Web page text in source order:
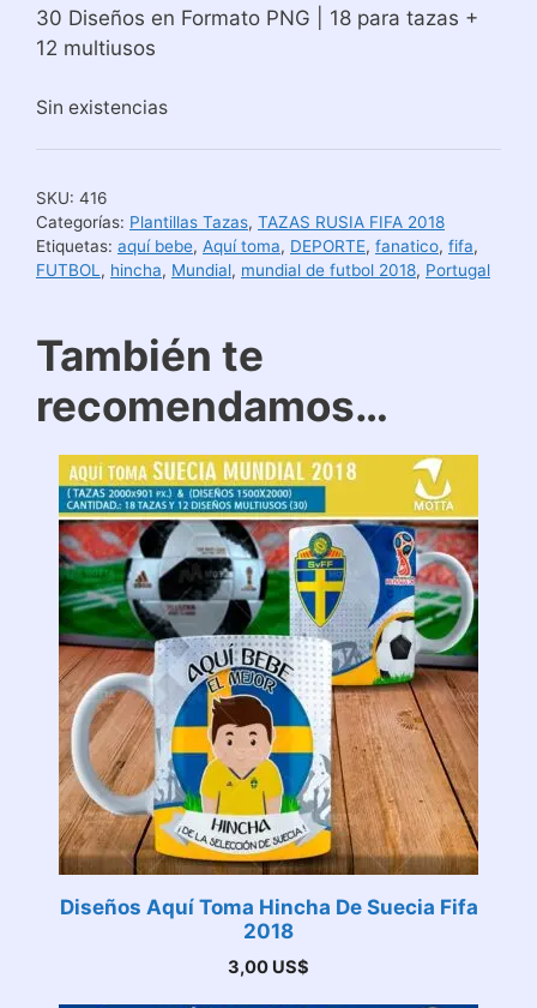
30 Diseños en Formato PNG | 18 para tazas +
12 multiusos
Sin existencias
SKU: 416
Categorías: Plantillas Tazas, TAZAS RUSIA FIFA 2018
Etiquetas: aquí bebe, Aquí toma, DEPORTE, fanatico, fifa,
FUTBOL, hincha, Mundial, mundial de futbol 2018, Portugal
También te
recomendamos…
Diseños Aquí Toma Hincha De Suecia Fifa
2018
3,00 US$